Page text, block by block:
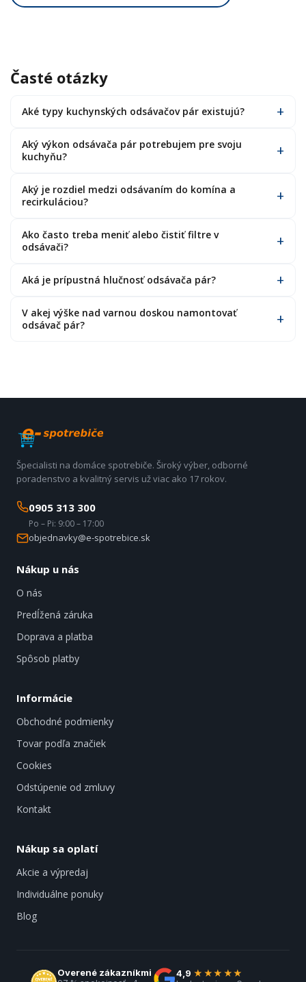
Časté otázky
Aké typy kuchynských odsávačov pár existujú?
Aký výkon odsávača pár potrebujem pre svoju
kuchyňu?
Aký je rozdiel medzi odsávaním do komína a
recirkuláciou?
Ako často treba meniť alebo čistiť filtre v
odsávači?
Aká je prípustná hlučnosť odsávača pár?
V akej výške nad varnou doskou namontovať
odsávač pár?
Špecialisti na domáce spotrebiče. Široký výber, odborné
poradenstvo a kvalitný servis už viac ako 17 rokov.
0905 313 300
Po – Pi: 9:00 – 17:00
objednavky@e-spotrebice.sk
Nákup u nás
O nás
Predĺžená záruka
Doprava a platba
Spôsob platby
Informácie
Obchodné podmienky
Tovar podľa značiek
Cookies
Odstúpenie od zmluvy
Kontakt
Nákup sa oplatí
Akcie a výpredaj
Individuálne ponuky
Blog
Overené zákazníkmi 4,9 ★★★★★